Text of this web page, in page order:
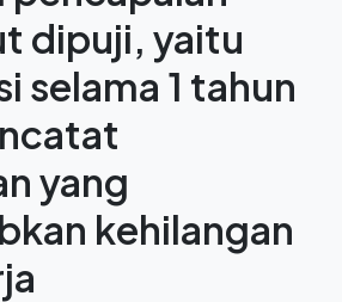
dipuji, yaitu
selama 1 tahun
yang
kehilangan